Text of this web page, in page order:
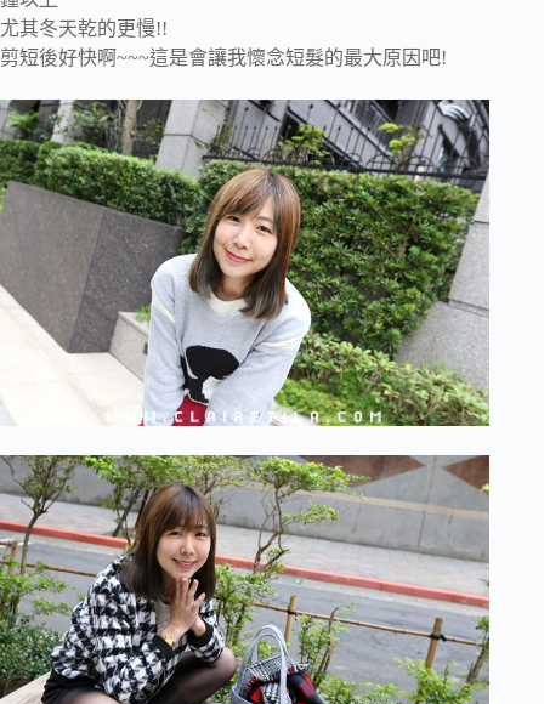
尤其冬天乾的更慢!!
剪短後好快啊~~~這是會讓我懷念短髮的最大原因吧!